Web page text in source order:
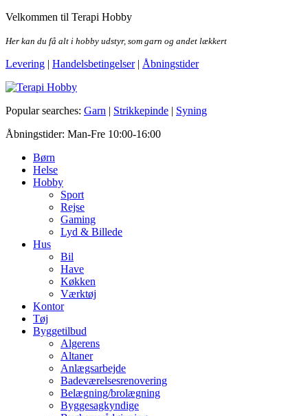
Skip
the
Velkommen til Terapi Hobby
Her kan du få alt i hobby udstyr, som garn og andet lækkert
Levering | Handelsbetingelser| Åbningstider
Terapi Hobby
Popular searches: Garn | Strikkepinde | Syning
Åbningstider: Man-Fre 10:00-16:00
Børn
Helse
Hobby
Sport
Rejse
Gaming
Lyd & Billede
Hus
Bil
Have
Køkken
Værktøj
Kontor
Tøj
Byggetilbud
Algerens
Altaner
Anlægsarbejde
Badeværelsesrenovering
Belægning/brolægning
Byggesagkyndige